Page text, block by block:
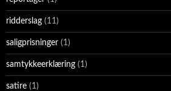
ridderslag (11)
saligprisninger (1)
samtykkeerklæring (1)
satire (1)